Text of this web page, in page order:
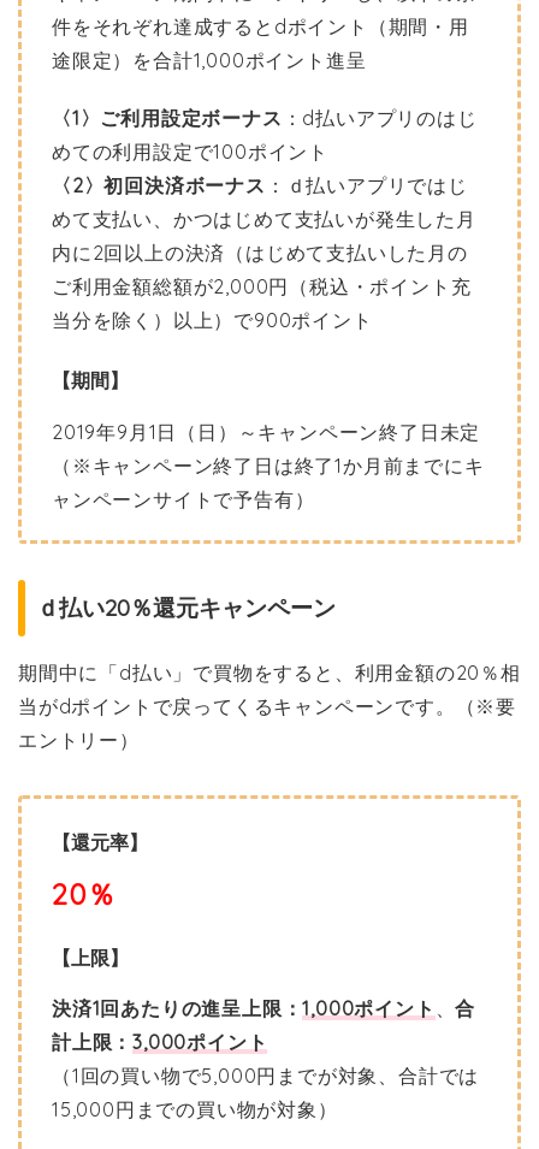
件をそれぞれ達成するとdポイント（期間・用
途限定）を合計1,000ポイント進呈
〈1〉ご利用設定ボーナス ：d払いアプリのはじ
めての利用設定で100ポイント
〈2〉初回決済ボーナス ：ｄ払いアプリではじ
めて支払い、かつはじめて支払いが発生した月
内に2回以上の決済（はじめて支払いした月の
ご利用金額総額が2,000円（税込・ポイント充
当分を除く）以上）で900ポイント
【期間】
2019年9月1日（日）～キャンペーン終了日未定
（※キャンペーン終了日は終了1か月前までにキ
ャンペーンサイトで予告有）
ｄ払い20％還元キャンペーン
期間中に「d払い」で買物をすると、利用金額の20％相
当がdポイントで戻ってくるキャンペーンです。（※要
エントリー）
【還元率】
20％
【上限】
決済1回あたりの進呈上限：1,000ポイント 、合
計上限：3,000ポイント
（1回の買い物で5,000円までが対象、合計では
15,000円までの買い物が対象）